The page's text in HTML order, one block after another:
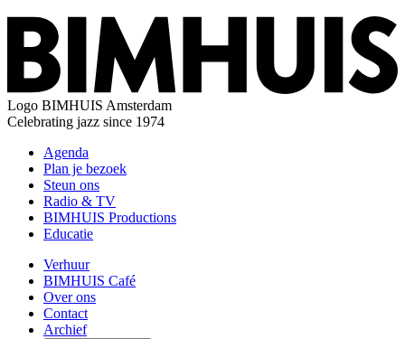
Logo BIMHUIS Amsterdam
Celebrating jazz since 1974
Agenda
Plan je bezoek
Steun ons
Radio & TV
BIMHUIS Productions
Educatie
Verhuur
BIMHUIS Café
Over ons
Contact
Archief